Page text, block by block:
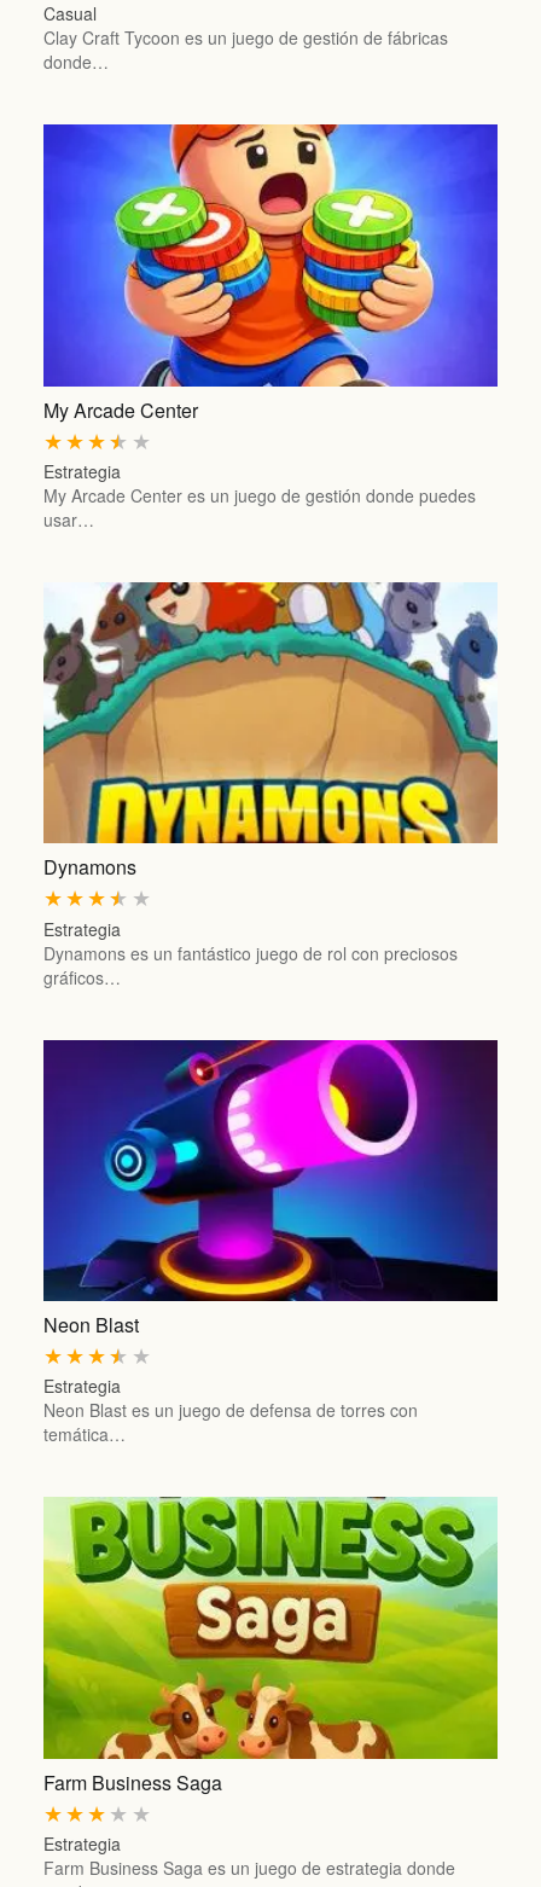
Casual
Clay Craft Tycoon es un juego de gestión de fábricas
donde…
My Arcade Center
★
★
★
★
★
Estrategia
My Arcade Center es un juego de gestión donde puedes
usar…
Dynamons
★
★
★
★
★
Estrategia
Dynamons es un fantástico juego de rol con preciosos
gráficos…
Neon Blast
★
★
★
★
★
Estrategia
Neon Blast es un juego de defensa de torres con
temática…
Farm Business Saga
★
★
★
★
★
Estrategia
Farm Business Saga es un juego de estrategia donde